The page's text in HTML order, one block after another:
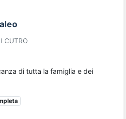
CUTRO
di tutta la famiglia e dei